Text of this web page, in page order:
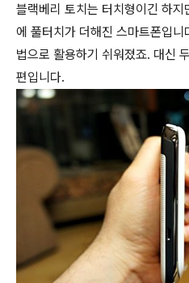
블랙베리 토치는 터치형이긴 하
에 풀터치가 더해진 스마트폰입
법으로 활용하기 쉬워졌죠. 대신
편입니다.